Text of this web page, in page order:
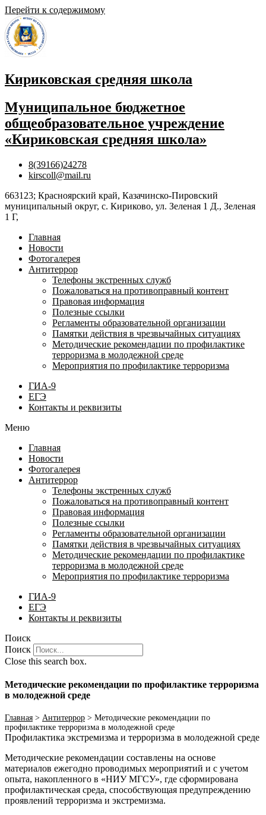
Перейти к содержимому
Кириковская средняя школа
Муниципальное бюджетное
общеобразовательное учреждение
«Кириковская средняя школа»
8(39166)24278
kirscoll@mail.ru
663123; Красноярский край, Казачинско-Пировский
муниципальный округ, с. Кириково, ул. Зеленая 1 Д., Зеленая
1 Г,
Главная
Новости
Фотогалерея
Антитеррор
Телефоны экстренных служб
Пожаловаться на противоправный контент
Правовая информация
Полезные ссылки
Регламенты образовательной организации
Памятки действия в чрезвычайных ситуациях
Методические рекомендации по профилактике
терроризма в молодежной среде
Мероприятия по профилактике терроризма
ГИА-9
ЕГЭ
Контакты и реквизиты
Меню
Главная
Новости
Фотогалерея
Антитеррор
Телефоны экстренных служб
Пожаловаться на противоправный контент
Правовая информация
Полезные ссылки
Регламенты образовательной организации
Памятки действия в чрезвычайных ситуациях
Методические рекомендации по профилактике
терроризма в молодежной среде
Мероприятия по профилактике терроризма
ГИА-9
ЕГЭ
Контакты и реквизиты
Поиск
Поиск
Close this search box.
Методические рекомендации по профилактике терроризма
в молодежной среде
Главная > Антитеррор > Методические рекомендации по
профилактике терроризма в молодежной среде
Профилактика экстремизма и терроризма в молодежной среде
Методические рекомендации составлены на основе
материалов ежегодно проводимых мероприятий и с учетом
опыта, накопленного в «НИУ МГСУ», где сформирована
профилактическая среда, способствующая предупреждению
проявлений терроризма и экстремизма.